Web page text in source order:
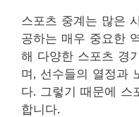
스포츠 중계는 많은
공하는 매우 중요한
해 다양한 스포츠 경
며, 선수들의 열정과
다. 그렇기 때문에 스
합니다.